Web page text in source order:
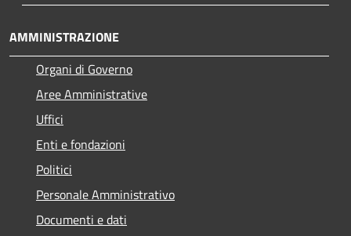
AMMINISTRAZIONE
Organi di Governo
Aree Amministrative
Uffici
Enti e fondazioni
Politici
Personale Amministrativo
Documenti e dati